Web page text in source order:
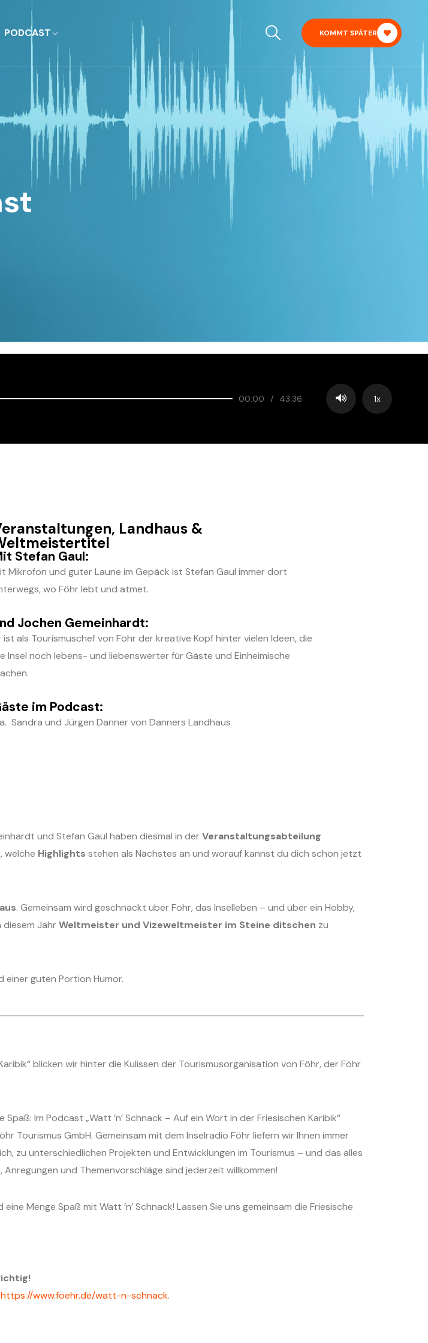
PODCAST KOMMT SPÄTER
00:00 / 43:36 1x
Landhaus &
Stefan Gaul:
Mikrofon und guter Laune im Gepäck ist Stefan Gaul immer dort
wo Föhr lebt und atmet.
Jochen Gemeinhardt:
ist als Tourismuschef von Föhr der kreative Kopf hinter vielen Ideen, die
Insel noch lebens- und liebenswerter für Gäste und Einheimische
im Podcast:
Sandra und Jürgen Danner von Danners Landhaus
und Stefan Gaul haben diesmal in derVeranstaltungsabteilung
welche Highlights stehen als Nächstes an und worauf kannst du dich schon jetzt
. Gemeinsam wird geschnackt über Föhr, das Inselleben – und über ein Hobby,
JahrWeltmeister und Vizeweltmeister im Steine ditschen zu
einer guten Portion Humor.
blicken wir hinter die Kulissen der Tourismusorganisation von Föhr, der Föhr
Im Podcast „Watt ’n’ Schnack – Auf ein Wort in der Friesischen Karibik“
Tourismus GmbH. Gemeinsam mit dem Inselradio Föhr liefern wir Ihnen immer
zu unterschiedlichen Projekten und Entwicklungen im Tourismus – und das alles
und Themenvorschläge sind jederzeit willkommen!
Menge Spaß mit Watt ’n’ Schnack! Lassen Sie uns gemeinsam die Friesische
https://www.foehr.de/watt-n-schnack.